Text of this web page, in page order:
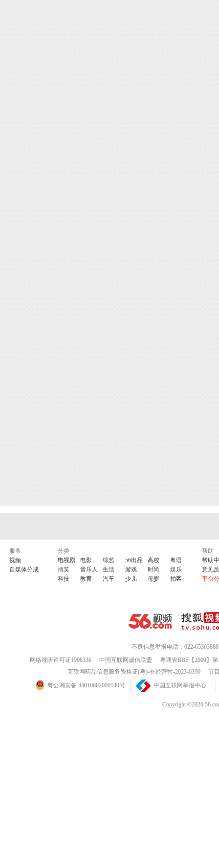
服务
视频
自媒体分成
分类
电视剧
电影 综艺 56出品 高校
粤语
搞笑
音乐人 生活 游戏 时尚
娱乐
科技
教育 汽车 少儿 母婴 拍客
帮助
帮助
意见
平台
不良信息举报电话：022-65303888
网络视听许可证1908336
中国互联网诚信联盟
粤通管BBS【2009】
互联网药品信息服务资格证(粤)-非经营性-2023-0390
节
粤公网安备 44010602000140号
中国互联网举报中心
Copyright ©2026